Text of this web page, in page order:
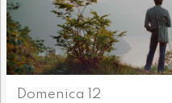
Domenica 12